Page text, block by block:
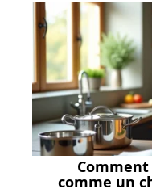
comme un